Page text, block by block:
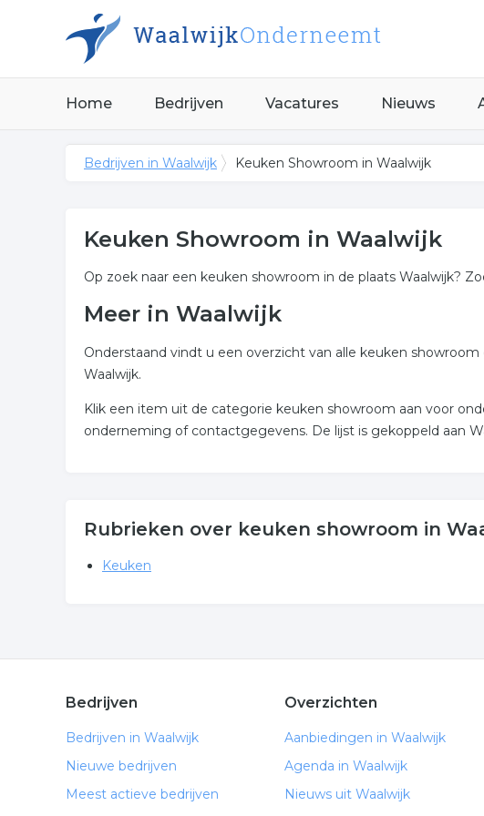
Home Bedrijven Vacatures Nieuws
Bedrijven in Waalwijk Keuken Showroom in Waalwijk
Keuken Showroom in Waalwijk
Op zoek naar een keuken showroom in de plaats Waalwijk?
Meer in Waalwijk
Onderstaand vindt u een overzicht van alle keuken
Waalwijk.
Klik een item uit de categorie keuken showroom aan voor
onderneming of contactgegevens. De lijst is gekoppeld aan
Rubrieken over keuken showroom in
Keuken
Bedrijven
Bedrijven in Waalwijk
Nieuwe bedrijven
Meest actieve bedrijven
Overzichten
Aanbiedingen in Waalwijk
Agenda in Waalwijk
Nieuws uit Waalwijk